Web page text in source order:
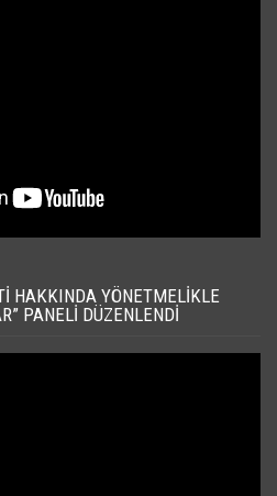
HAKKINDA YÖNETMELIKLE
PANELI DÜZENLENDI